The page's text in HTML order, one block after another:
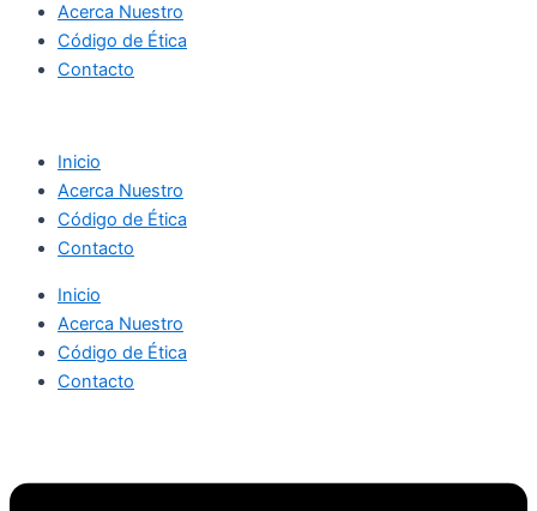
Acerca Nuestro
Código de Ética
Contacto
Inicio
Acerca Nuestro
Código de Ética
Contacto
Inicio
Acerca Nuestro
Código de Ética
Contacto